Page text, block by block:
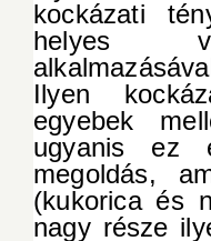
kockázati
helyes
Ilyen
egyebek
ugyanis ez
megoldás,
(kukorica és
nagy része